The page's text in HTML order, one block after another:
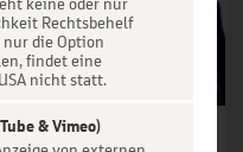
Culk - Smogstar-Tour
keine oder nur
Rechtsbehelf
die Option
findet eine
nicht statt.
& Vimeo)